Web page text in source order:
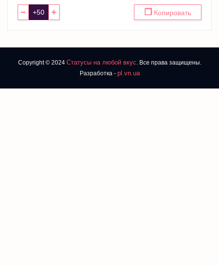
− + ❐ Копировать
Copyright © 2024 Статусы на любой вкус. Все права защищены.
Разработка - pl.vn.ua